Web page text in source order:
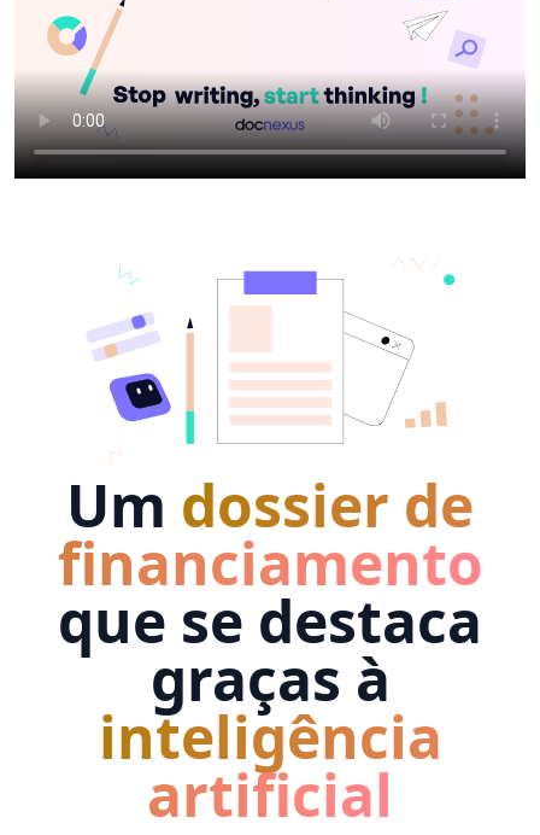
Um dossier de
financiamento
que se destaca
graças à
inteligência
artificial